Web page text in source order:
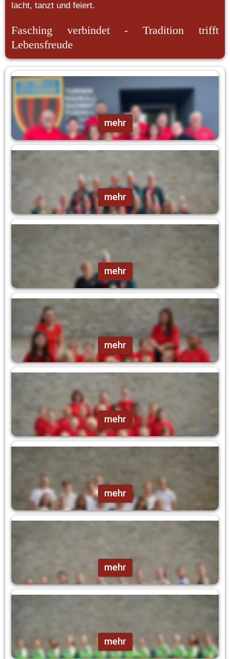
lacht, tanzt und feiert.
Fasching verbindet - Tradition trifft
Lebensfreude
Das Präsidium
mehr
Unsere Elferräte
mehr
Kinder-Elferrat
mehr
mehr
Purzelgarde
mehr
mehr
Juniorengarde
mehr
mehr